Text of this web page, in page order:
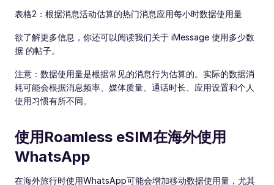
表格2：根据消息活动估算的热门消息应用每小时数据使用量
欲了解更多信息，你还可以阅读我们关于 iMessage 使用多少数
据 的帖子。
注意：数据使用量是根据常见的消息行为估算的。实际的数据消
耗可能会根据消息频率、媒体质量、通话时长、应用设置和个人
使用习惯有所不同。
使用Roamless eSIM在海外使用
WhatsApp
在海外旅行时使用WhatsApp可能会增加移动数据使用量，尤其